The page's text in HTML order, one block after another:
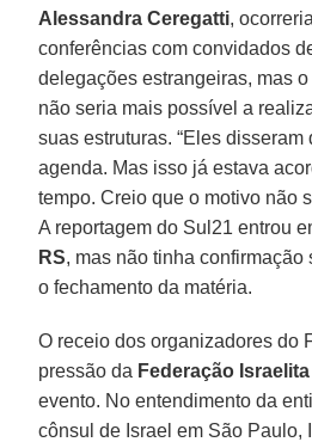
Alessandra Ceregatti,
conferências com convidados
delegações estrangeiras, mas
não seria mais possível a
suas estruturas. “Eles
agenda. Mas isso já estava
tempo. Creio que o motivo não
A reportagem do Sul21 entrou
RS, mas não tinha confirmação
o fechamento da matéria.
O receio dos organizadores do
pressão da Federação
evento. No entendimento da
cônsul de Israel em São Paulo,